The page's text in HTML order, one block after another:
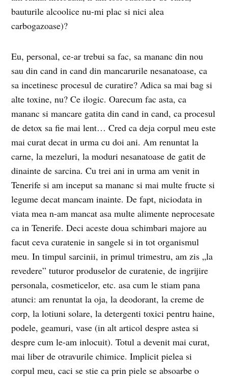
bauturile alcoolice nu-mi plac si nici alea
carbogazoase)?
Eu, personal, ce-ar trebui sa fac, sa mananc din nou
sau din cand in cand din mancarurile nesanatoase, ca
sa incetinesc procesul de curatire? Adica sa mai bag si
alte toxine, nu? Ce ilogic. Oarecum fac asta, ca
mananc si mancare gatita din cand in cand, ca procesul
de detox sa fie mai lent… Cred ca deja corpul meu este
mai curat decat in urma cu doi ani. Am renuntat la
carne, la mezeluri, la moduri nesanatoase de gatit de
dinainte de sarcina. Cu trei ani in urma am venit in
Tenerife si am inceput sa mananc si mai multe fructe si
legume decat mancam inainte. De fapt, niciodata in
viata mea n-am mancat asa multe alimente neprocesate
ca in Tenerife. Deci aceste doua schimbari majore au
facut ceva curatenie in sangele si in tot organismul
meu. In timpul sarcinii, in primul trimestru, am zis „la
revedere” tuturor produselor de curatenie, de ingrijire
personala, cosmeticelor, etc. asa cum le stiam pana
atunci: am renuntat la oja, la deodorant, la creme de
corp, la lotiuni solare, la detergenti toxici pentru haine,
podele, geamuri, vase (in alt articol despre astea si
despre cum le-am inlocuit). Totul a devenit mai curat,
mai liber de otravurile chimice. Implicit pielea si
corpul meu, caci se stie ca prin piele se absoarbe o